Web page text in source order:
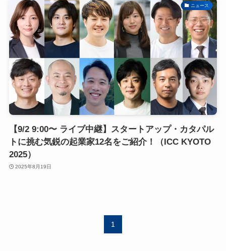
ニュース
【9/2 9:00〜 ライブ中継】スタートアップ・カタパル
トに挑む気鋭の起業家12名をご紹介！（ICC KYOTO
2025）
2025年8月19日
1